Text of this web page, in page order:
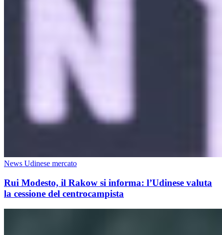
News Udinese mercato
Rui Modesto, il Rakow si informa: l’Udinese valuta
la cessione del centrocampista